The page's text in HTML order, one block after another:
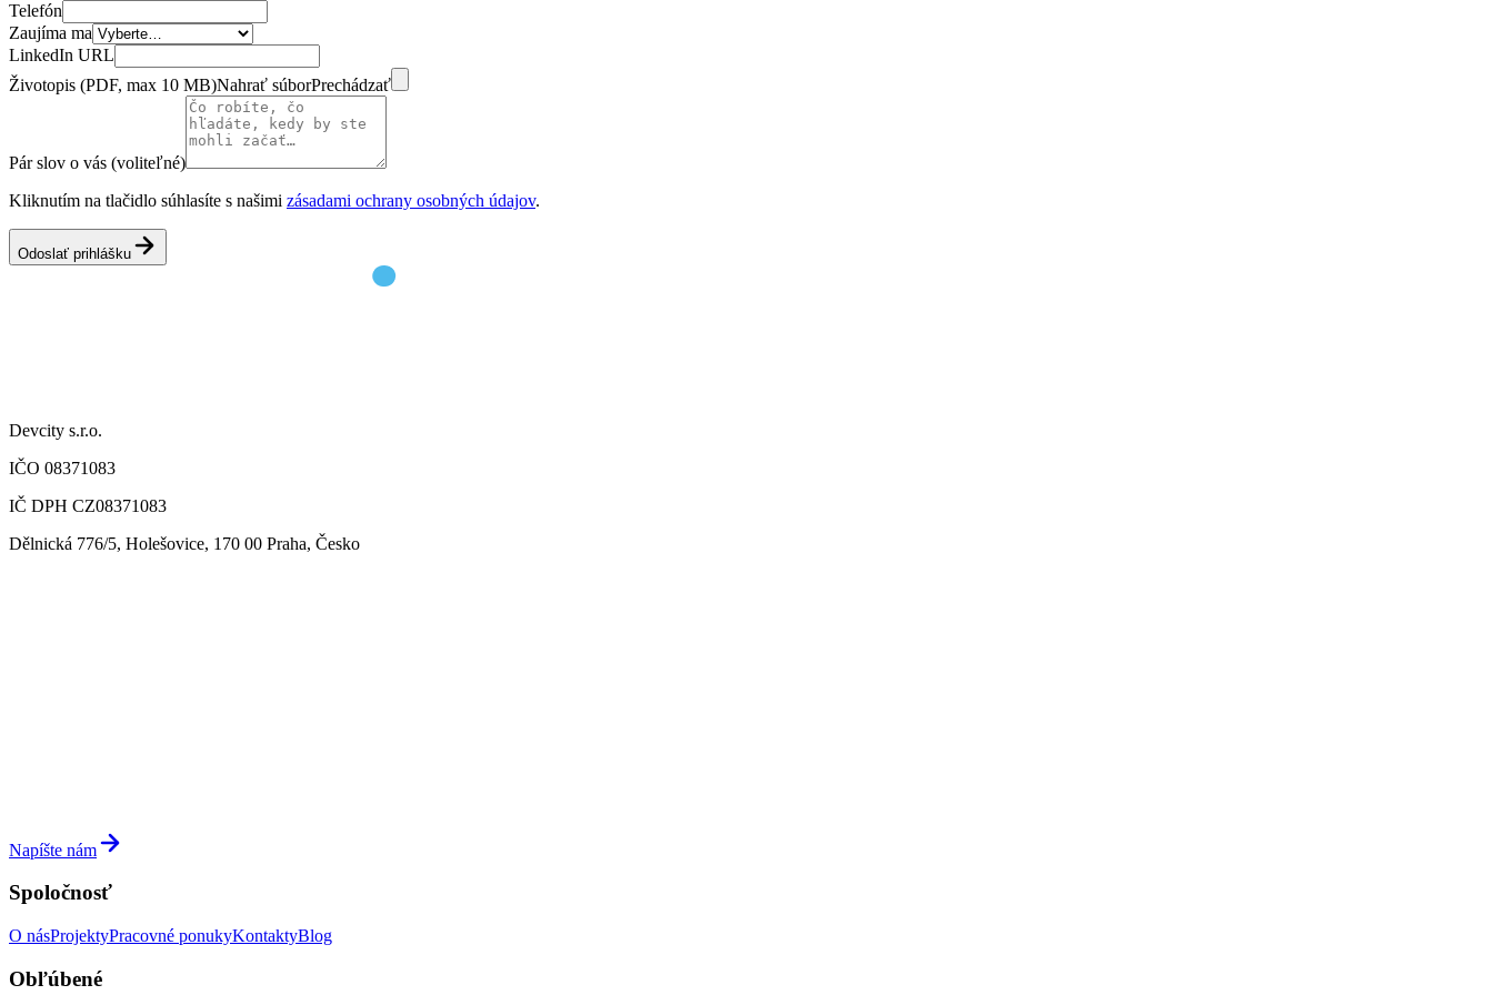
Telefón
Zaujíma ma
LinkedIn URL
Životopis (PDF, max 10 MB)Nahrať súborPrechádzať
Pár slov o vás (voliteľné)
Kliknutím na tlačidlo súhlasíte s našimi zásadami ochrany osobných údajov.
Odoslať prihlášku
Devcity s.r.o.
IČO 08371083
IČ DPH CZ08371083
Dělnická 776/5, Holešovice, 170 00 Praha, Česko
Napíšte nám
Spoločnosť
O násProjektyPracovné ponukyKontaktyBlog
Obľúbené